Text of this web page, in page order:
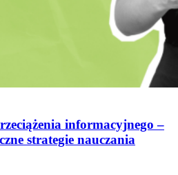
informacyjnego –
strategie nauczania